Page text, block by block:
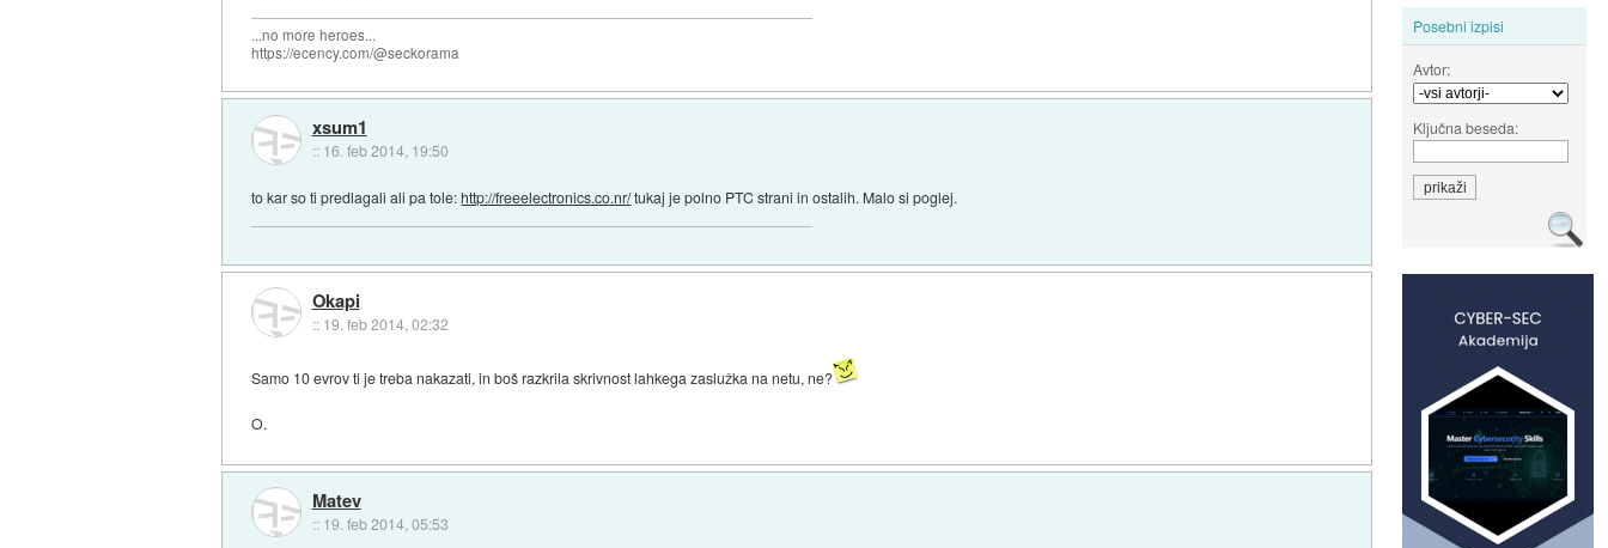
Posebni izpisi
Avtor:
Ključna beseda:
...no more heroes...
https://ecency.com/@seckorama
xsum1
:: 16. feb 2014, 19:50
to kar so ti predlagali ali pa tole:http://freeelectronics.co.nr/tukaj je polno PTC strani in ostalih. Malo si poglej.
Okapi
:: 19. feb 2014, 02:32
Samo 10 evrov ti je treba nakazati, in boš razkrila skrivnost lahkega zaslužka na netu, ne?
O.
Matev
:: 19. feb 2014, 05:53